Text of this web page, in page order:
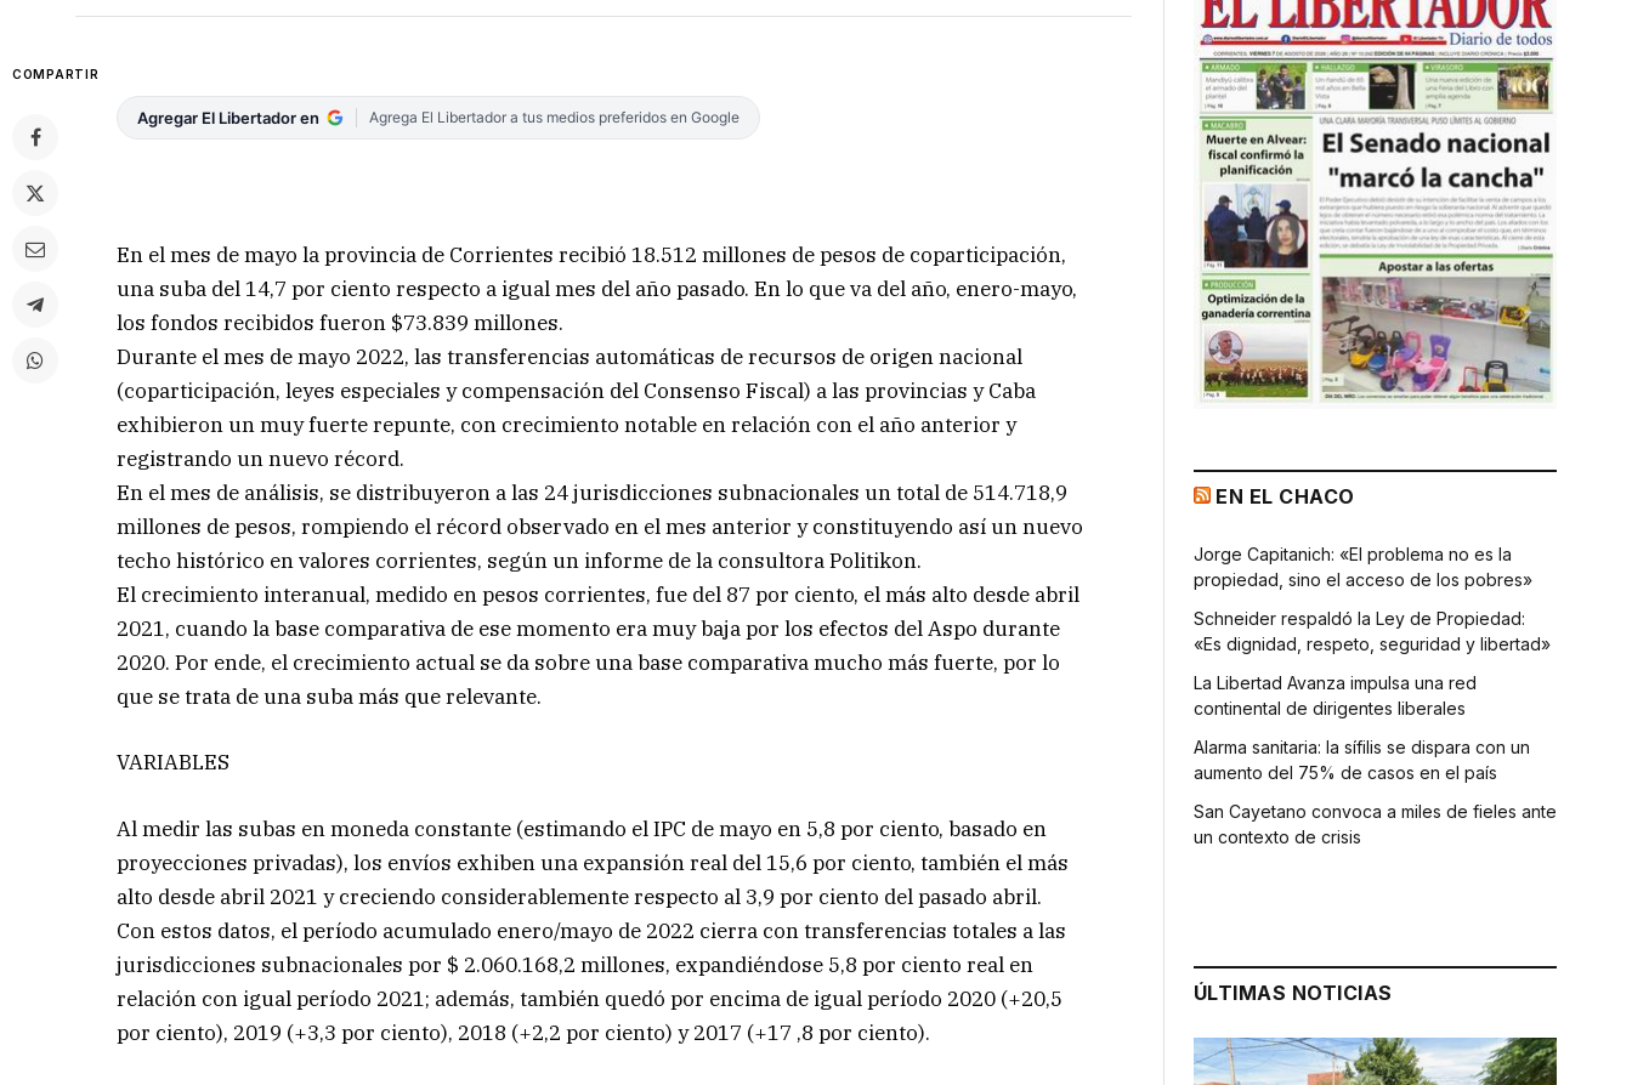
COMPARTIR
Agregar El Libertador en Agrega El Libertador a tus medios preferidos en Google
En el mes de mayo la provincia de Corrientes recibió 18.512 millones de pesos de coparticipación,
una suba del 14,7 por ciento respecto a igual mes del año pasado. En lo que va del año, enero-mayo,
los fondos recibidos fueron $73.839 millones.
Durante el mes de mayo 2022, las transferencias automáticas de recursos de origen nacional
(coparticipación, leyes especiales y compensación del Consenso Fiscal) a las provincias y Caba
exhibieron un muy fuerte repunte, con crecimiento notable en relación con el año anterior y
registrando un nuevo récord.
En el mes de análisis, se distribuyeron a las 24 jurisdicciones subnacionales un total de 514.718,9
millones de pesos, rompiendo el récord observado en el mes anterior y constituyendo así un nuevo
techo histórico en valores corrientes, según un informe de la consultora Politikon.
El crecimiento interanual, medido en pesos corrientes, fue del 87 por ciento, el más alto desde abril
2021, cuando la base comparativa de ese momento era muy baja por los efectos del Aspo durante
2020. Por ende, el crecimiento actual se da sobre una base comparativa mucho más fuerte, por lo
que se trata de una suba más que relevante.
VARIABLES
Al medir las subas en moneda constante (estimando el IPC de mayo en 5,8 por ciento, basado en
proyecciones privadas), los envíos exhiben una expansión real del 15,6 por ciento, también el más
alto desde abril 2021 y creciendo considerablemente respecto al 3,9 por ciento del pasado abril.
Con estos datos, el período acumulado enero/mayo de 2022 cierra con transferencias totales a las
jurisdicciones subnacionales por $ 2.060.168,2 millones, expandiéndose 5,8 por ciento real en
relación con igual período 2021; además, también quedó por encima de igual período 2020 (+20,5
por ciento), 2019 (+3,3 por ciento), 2018 (+2,2 por ciento) y 2017 (+17 ,8 por ciento).
EN EL CHACO
Jorge Capitanich: «El problema no es la
propiedad, sino el acceso de los pobres»
Schneider respaldó la Ley de Propiedad:
«Es dignidad, respeto, seguridad y libertad»
La Libertad Avanza impulsa una red
continental de dirigentes liberales
Alarma sanitaria: la sífilis se dispara con un
aumento del 75% de casos en el país
San Cayetano convoca a miles de fieles ante
un contexto de crisis
ÚLTIMAS NOTICIAS